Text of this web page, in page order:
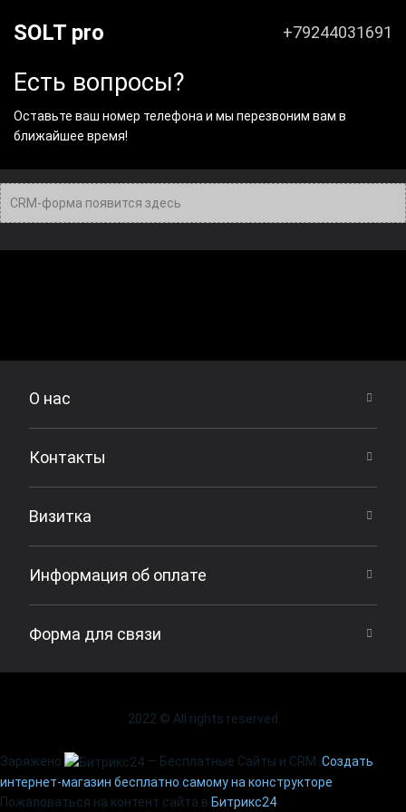
SOLT pro +79244031691
Есть вопросы?
Оставьте ваш номер телефона и мы перезвоним вам в
ближайшее время!
CRM-форма появится здесь
О нас
Контакты
Визитка
Информация об оплате
Форма для связи
2022 © All rights reserved
Заряжено — Бесплатные Сайты и CRM. Создать
интернет-магазин бесплатно самому на конструкторе
Пожаловаться на контент cайта в Битрикс24